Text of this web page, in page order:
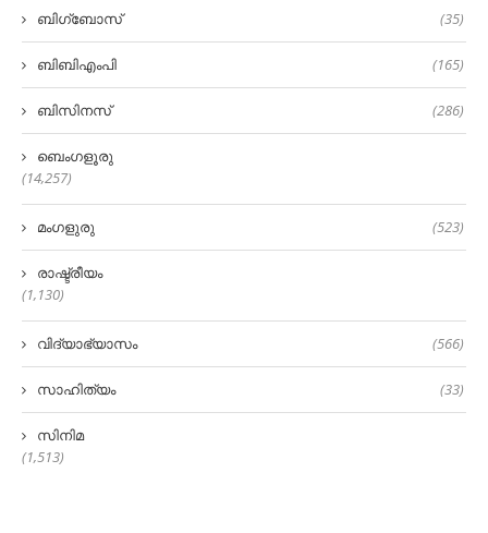
ബിഗ്‌ബോസ് (35)
ബിബിഎംപി (165)
ബിസിനസ് (286)
ബെംഗളൂരു
(14,257)
മംഗളുരു (523)
രാഷ്ട്രീയം
(1,130)
വിദ്യാഭ്യാസം (566)
സാഹിത്യം (33)
സിനിമ
(1,513)